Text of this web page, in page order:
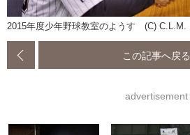
2015年度少年野球教室のようす (C) C.L.M.
この記事へ戻る
advertisement